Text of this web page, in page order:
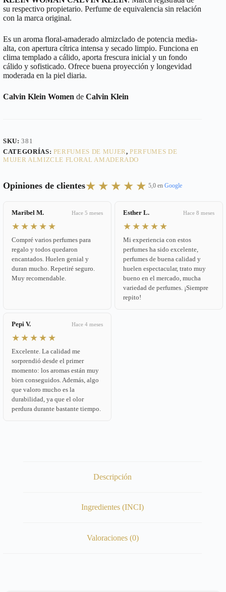
su respectivo propietario. Perfume de equivalencia sin relación
con la marca original.
Es un aroma floral-amaderado almizclado de potencia media-
alta, con apertura cítrica intensa y secado limpio. Funciona en
clima templado a cálido, aporta frescura inicial y un fondo
cálido y sofisticado. Ofrece buena proyección y longevidad
moderada en la piel diaria.
Calvin Klein Women de Calvin Klein
SKU:381
CATEGORÍAS: PERFUMES DE MUJER ,PERFUMES DE
MUJER ALMIZCLE FLORAL AMADERADO
Opiniones de clientes★★★★★ 5,0 en Google
Maribel M. Hace 5 meses
★★★★★
Compré varios perfumes para
regalo y todos quedaron
encantados. Huelen genial y
duran mucho. Repetiré seguro.
Muy recomendable.
Esther L. Hace 8 meses
★★★★★
Mi experiencia con estos
perfumes ha sido excelente,
perfumes de buena calidad y
huelen espectacular, trato muy
bueno en el mercado, mucha
variedad de perfumes. ¡Siempre
repito!
Pepi V. Hace 4 meses
★★★★★
Excelente. La calidad me
sorprendió desde el primer
momento: los aromas están muy
bien conseguidos. Además, algo
que valoro mucho es la
durabilidad, ya que el olor
perdura durante bastante tiempo.
Descripción
Ingredientes (INCI)
Valoraciones (0)